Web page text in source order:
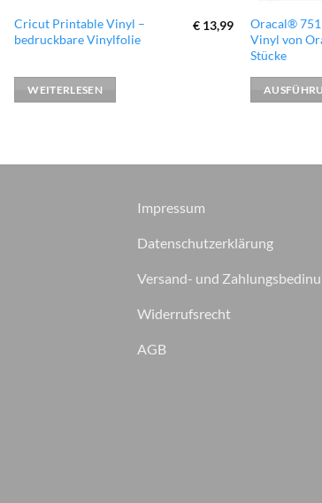
Preis
€ 8,79.
Cricut Printable Vinyl –
bedruckbare Vinylfolie
€13,99
WEITERLESEN
Oracal®
Vinyl von
Stücke
Dieses
Produkt
weist
mehrere
Varianten
Optionen
Produktseite
werden
Impressum
Datenschutzerklärung
Versand- und
Widerrufsrecht
AGB